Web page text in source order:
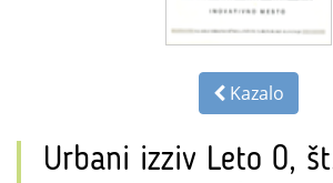
Kazalo
Urbani izziv Leto 0,